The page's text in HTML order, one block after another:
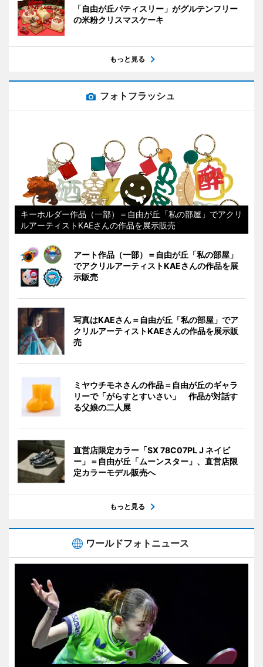
「自由が丘パティスリー」がグルテンフリー
の米粉クリスマスケーキ
もっと見る
フォトフラッシュ
キーホルダー作品（一部）＝自由が丘「私の部屋」でアクリ
ルアーティストKAEさんの作品を展示販売
アート作品（一部）＝自由が丘「私の部屋」
でアクリルアーティストKAEさんの作品を展
示販売
写真はKAEさん＝自由が丘「私の部屋」でア
クリルアーティストKAEさんの作品を展示販
売
ミヤウチモネさんの作品＝自由が丘のギャラ
リーで「がらすとすいさい」 作品が対話す
る父娘の二人展
直営店限定カラー「SX 78C07PL J ネイビ
ー」＝自由が丘「ムーンスター」、直営店限
定カラーモデル販売へ
もっと見る
ワールドフォトニュース